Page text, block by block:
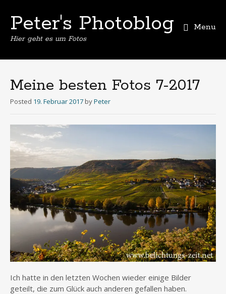
Peter's Photoblog
Hier geht es um Fotos
Menu
Meine besten Fotos 7-2017
Posted 19. Februar 2017 byPeter
Ich hatte in den letzten Wochen wieder einige Bilder
geteilt, die zum Glück auch anderen gefallen haben.